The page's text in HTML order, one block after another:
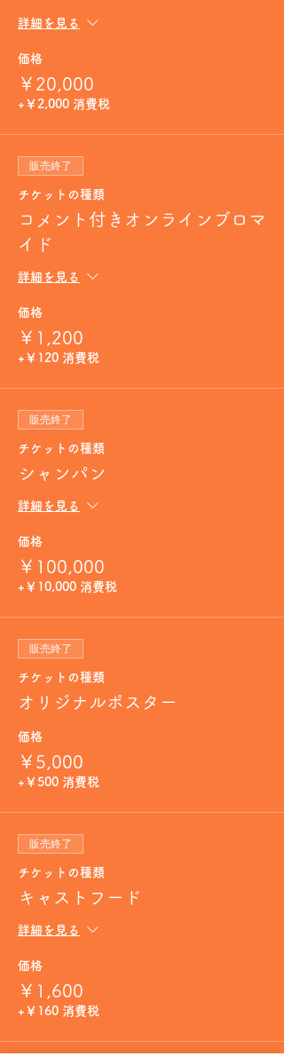
詳細を見る
価格
￥20,000
+￥2,000 消費税
販売終了
チケットの種類
コメント付きオンラインブロマ
イド
詳細を見る
価格
￥1,200
+￥120 消費税
販売終了
チケットの種類
シャンパン
詳細を見る
価格
￥100,000
+￥10,000 消費税
販売終了
チケットの種類
オリジナルポスター
価格
￥5,000
+￥500 消費税
販売終了
チケットの種類
キャストフード
詳細を見る
価格
￥1,600
+￥160 消費税